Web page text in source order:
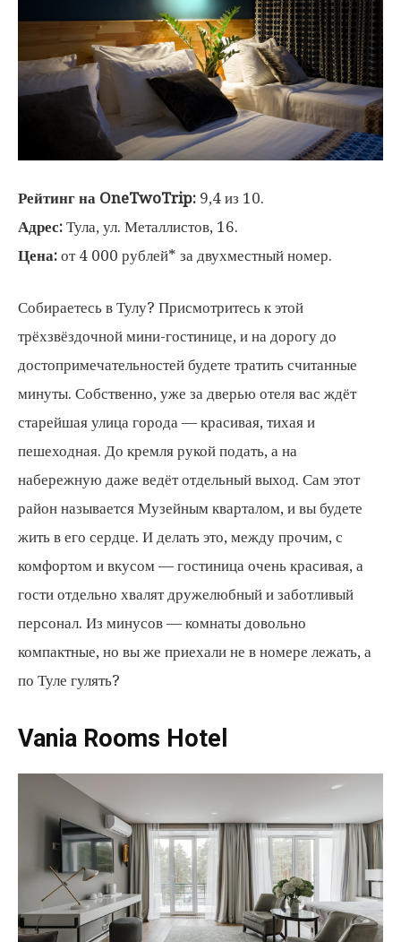
Рейтинг на OneTwoTrip: 9,4 из 10.
Адрес: Тула, ул. Металлистов, 16.
Цена: от 4 000 рублей* за двухместный номер.
Собираетесь в Тулу? Присмотритесь к этой
трёхзвёздочной мини-гостинице, и на дорогу до
достопримечательностей будете тратить считанные
минуты. Собственно, уже за дверью отеля вас ждёт
старейшая улица города — красивая, тихая и
пешеходная. До кремля рукой подать, а на
набережную даже ведёт отдельный выход. Сам этот
район называется Музейным кварталом, и вы будете
жить в его сердце. И делать это, между прочим, с
комфортом и вкусом — гостиница очень красивая, а
гости отдельно хвалят дружелюбный и заботливый
персонал. Из минусов — комнаты довольно
компактные, но вы же приехали не в номере лежать, а
по Туле гулять?
Vania Rooms Hotel